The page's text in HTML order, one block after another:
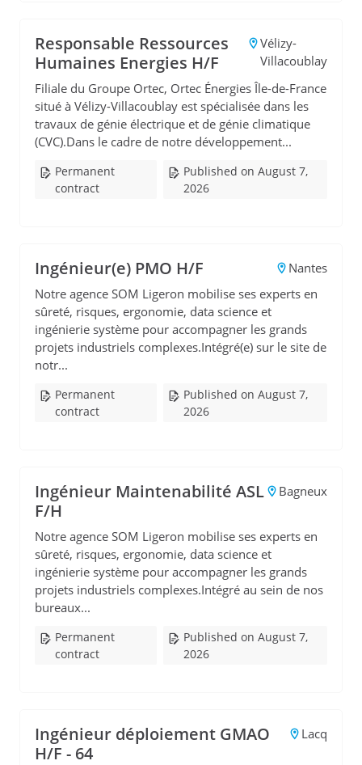
Responsable Ressources
Humaines Energies H/F
Vélizy-
Villacoublay
Filiale du Groupe Ortec, Ortec Énergies Île-de-France
situé à Vélizy-Villacoublay est spécialisée dans les
travaux de génie électrique et de génie climatique
(CVC).Dans le cadre de notre développement...
Permanent
contract
Published on August 7,
2026
Ingénieur(e) PMO H/F
Nantes
Notre agence SOM Ligeron mobilise ses experts en
sûreté, risques, ergonomie, data science et
ingénierie système pour accompagner les grands
projets industriels complexes.Intégré(e) sur le site de
notr...
Permanent
contract
Published on August 7,
2026
Ingénieur Maintenabilité ASL
F/H
Bagneux
Notre agence SOM Ligeron mobilise ses experts en
sûreté, risques, ergonomie, data science et
ingénierie système pour accompagner les grands
projets industriels complexes.Intégré au sein de nos
bureaux...
Permanent
contract
Published on August 7,
2026
Ingénieur déploiement GMAO
H/F - 64
Lacq